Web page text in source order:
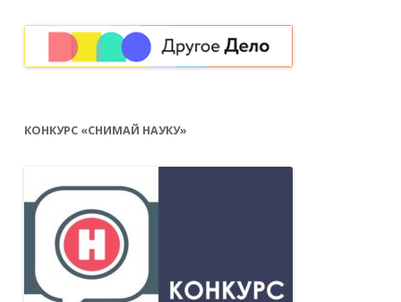
КОНКУРС «СНИМАЙ НАУКУ»